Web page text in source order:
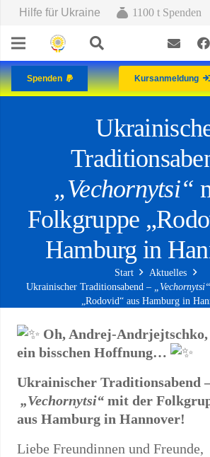
Hilfe für Ukraine 1100 t Spenden
Spenden Kursanmeldung
„Vechornytsi“
Folkgruppe
Hamburg in
Start
Aktuelles
Ukrainischer Traditionsabend –
„Vechornytsi“
„Rodovid“ aus Hamburg in
Oh, Andrej-
ein bisschen Hoffnung…
Ukrainischer Traditionsabend
„Vechornytsi“ mit der
aus Hamburg in Hannover!
Liebe Freundinnen und Freunde,